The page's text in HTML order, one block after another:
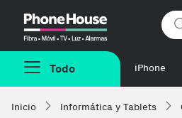
Todo iPhone
Inicio Informática y Tablets